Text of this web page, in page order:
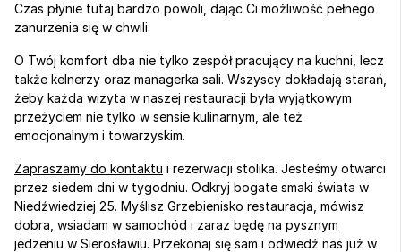
Czas płynie tutaj bardzo powoli, dając Ci możliwość pełnego
zanurzenia się w chwili.
O Twój komfort dba nie tylko zespół pracujący na kuchni, lecz
także kelnerzy oraz managerka sali. Wszyscy dokładają starań,
żeby każda wizyta w naszej restauracji była wyjątkowym
przeżyciem nie tylko w sensie kulinarnym, ale też
emocjonalnym i towarzyskim.
Zapraszamy do kontaktu i rezerwacji stolika. Jesteśmy otwarci
przez siedem dni w tygodniu. Odkryj bogate smaki świata w
Niedźwiedziej 25. Myślisz Grzebienisko restauracja, mówisz
dobra, wsiadam w samochód i zaraz będę na pysznym
jedzeniu w Sierosławiu. Przekonaj się sam i odwiedź nas już w